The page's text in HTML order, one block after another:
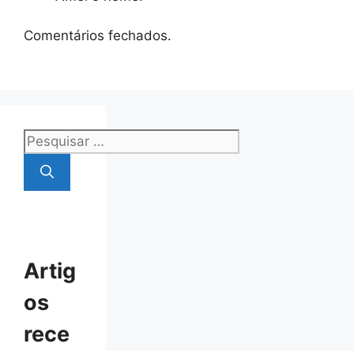
Comentários fechados.
Pesquisar
por:
Artig
os
rece